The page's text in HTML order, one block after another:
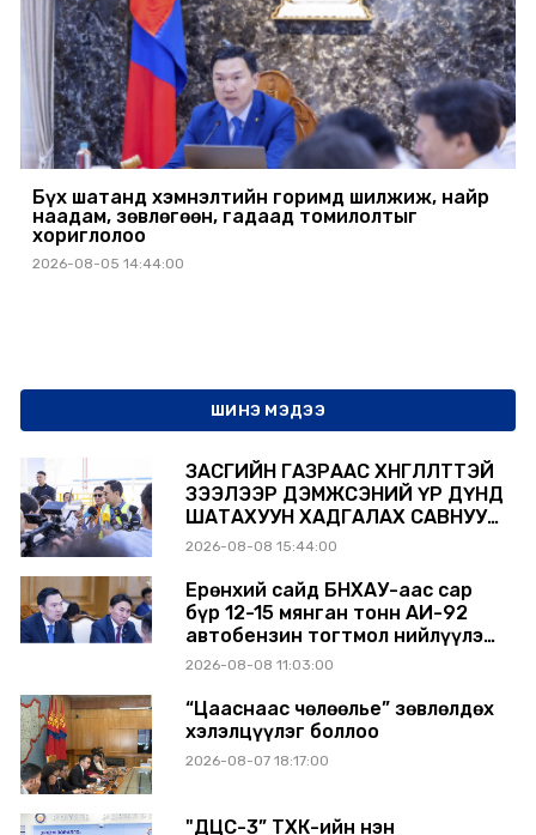
Бүх шатанд хэмнэлтийн горимд шилжиж, найр
наадам, зөвлөгөөн, гадаад томилолтыг
хориглолоо
2026-08-05 14:44:00
ШИНЭ МЭДЭЭ
ЗАСГИЙН ГАЗРААС ХӨНГӨЛӨЛТТЭЙ
ЗЭЭЛЭЭР ДЭМЖСЭНИЙ ҮР ДҮНД
ШАТАХУУН ХАДГАЛАХ САВНУУД
ЭХНЭЭСЭЭ АШИГЛАЛТАД ОРЖ
2026-08-08 15:44:00
Ерөнхий сайд БНХАУ-аас сар
бүр 12-15 мянган тонн АИ-92
автобензин тогтмол нийлүүлэх
хүсэлт тавилаа
2026-08-08 11:03:00
“Цааснаас чөлөөлье” зөвлөлдөх
хэлэлцүүлэг боллоо
2026-08-07 18:17:00
"ДЦС-3” ТӨХК-ийн нэн